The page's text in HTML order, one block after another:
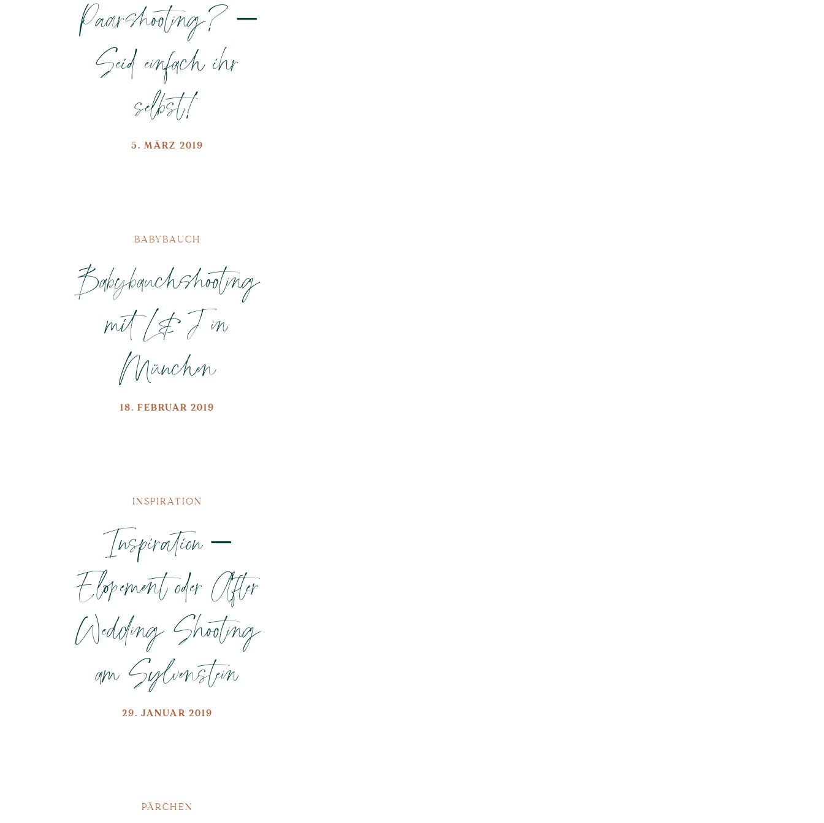
Paarshooting? –
Seid einfach ihr
selbst!
5. MÄRZ 2019
BABYBAUCH
Babybauchshooting
mit L&J in
München
18. FEBRUAR 2019
INSPIRATION
Inspiration –
Elopement oder After
Wedding Shooting
am Sylvenstein
29. JANUAR 2019
PÄRCHEN